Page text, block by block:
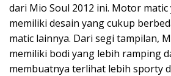
dari Mio Soul 2012 ini. Motor
memiliki desain yang cukup
matic lainnya. Dari segi tampilan,
memiliki bodi yang lebih ramping
membuatnya terlihat lebih sporty